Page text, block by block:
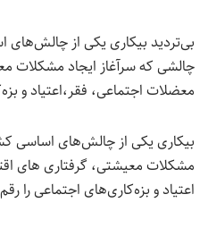
بی‌تردید بیکاری یکی از
چالشی که سرآغاز ایجاد مشکلات
معضلات اجتماعی، فقر،اعتیاد و
بیکاری یکی از چالش‌های اساسی
مشکلات معیشتی، گرفتاری‌ های
اعتیاد و بزه‌کاری‌های اجتماعی را